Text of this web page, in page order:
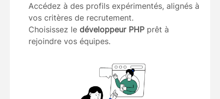
Accédez à des profils expérimentés, alignés à
vos critères de recrutement.
Choisissez le développeur PHP prêt à
rejoindre vos équipes.